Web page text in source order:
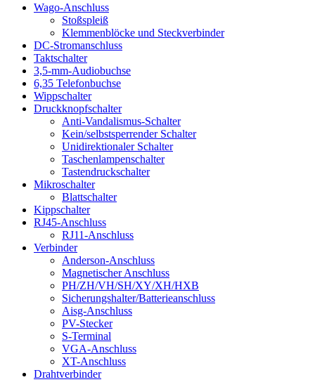
Wago-Anschluss
Stoßspleiß
Klemmenblöcke und Steckverbinder
DC-Stromanschluss
Taktschalter
3,5-mm-Audiobuchse
6,35 Telefonbuchse
Wippschalter
Druckknopfschalter
Anti-Vandalismus-Schalter
Kein/selbstsperrender Schalter
Unidirektionaler Schalter
Taschenlampenschalter
Tastendruckschalter
Mikroschalter
Blattschalter
Kippschalter
RJ45-Anschluss
RJ11-Anschluss
Verbinder
Anderson-Anschluss
Magnetischer Anschluss
PH/ZH/VH/SH/XY/XH/HXB
Sicherungshalter/Batterieanschluss
Aisg-Anschluss
PV-Stecker
S-Terminal
VGA-Anschluss
XT-Anschluss
Drahtverbinder